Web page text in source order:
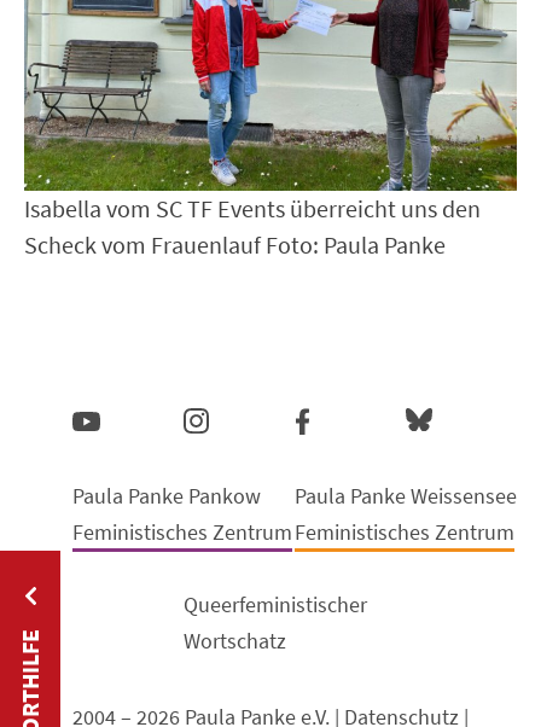
Isabella vom SC TF Events überreicht uns den
Scheck vom Frauenlauf Foto: Paula Panke
2004 – 2026 Paula Panke e.V. | Datenschutz |
Paula Panke Pankow
Feministisches Zentrum
Paula Panke Weissensee
Feministisches Zentrum
Queerfeministischer
Wortschatz